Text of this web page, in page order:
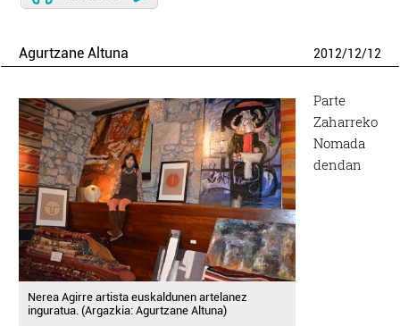
Agurtzane Altuna 2012/12/12
Nerea Agirre artista euskaldunen artelanez
inguratua. (Argazkia: Agurtzane Altuna)
Parte
Zaharreko
Nomada
dendan